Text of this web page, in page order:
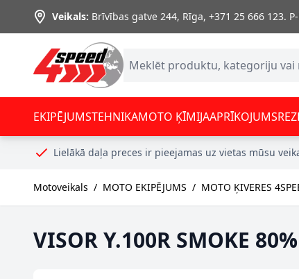
Skip to Content
Veikals: Brīvības gatve 244, Rīga, +371 25 666 123.
EKIPĒJUMSTEHNIKAMOTO ĶĪMIJAAPRĪKOJUMS
Lielākā daļa preces ir pieejamas uz vietas mūsu
Motoveikals / MOTO EKIPĒJUMS / MOTO ĶIVERES
VISOR Y.100R SMOKE 80%